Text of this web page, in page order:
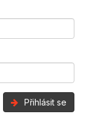
Přihlásit se